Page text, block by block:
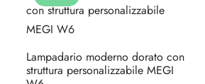
Lampadario moderno dorato con
struttura personalizzabile MEGI